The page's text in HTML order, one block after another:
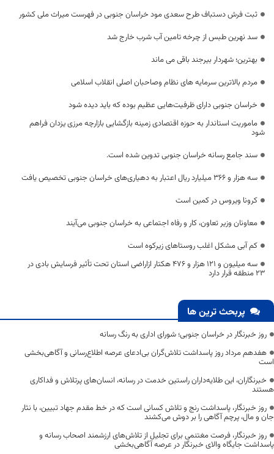
ثبت فرش دستباف طرح سعدی مود خراسان جنوبی در فهرست میراث ملی کشور
سد نهرین طبس از چرخه تامین آب شرب خارج شد
بهترین؛ شهردار بیرجند باقی می ماند
مردم بالاترین سرمایه های نظام وصاحبان اصلی انقلاب اسلامی
خراسان جنوبی دارای ظرفیت‌هایی عظیم بوده که باید دیده شود
ماموریت استاندار به حوزه اقتصادی زمینه بازگشایی بازارچه مرزی یزدان فراهم
شود
سند جامع رسانه خراسان جنوبی تدوین شده است.
سه هزار و ۳۶۶ میلیارد ریال اعتبار به دهیاری‌های خراسان جنوبی تخصیص یافت
کرونا ویروس در کمین است
معاونان وزیر تعاون، کار و رفاه اجتماعی به خراسان جنوبی می‌آیند
کم آبی مشکل اغلب روستاهای زیرکوه است
سه میلیون و 121 هزار و 476 هکتار ازاراضی استان تحت تأثیر فرسایش بادی در
23 منطقه قرار دارد
پربحث ترین ها
روز خبرنگار در خراسان جنوبی؛ شورای اداری به رنگ رسانه
هفدهم مرداد روز پاسداشت تلاش‌گران بی‌ادعای عرصه اطلاع‌رسانی و آگاهی‌بخشی
است
خبرنگاران، این طلایه‌داران راستین خدمت در رسانه، انسان‌های پرتلاش و فداکاری
هستند
روز خبرنگار، پاسداشت رنج و تلاش کسانی است که در خط مقدم جهاد تبیین، با نثار
جان و مال، پرچم آگاهی را بر دوش می‌کشند
روز خبرنگار، فرصت مغتنمی برای تجلیل از تلاش‌های ارزشمند اصحاب رسانه و
پاسداشت جایگاه والای خبرنگار در عرصه آگاهی‌بخشی